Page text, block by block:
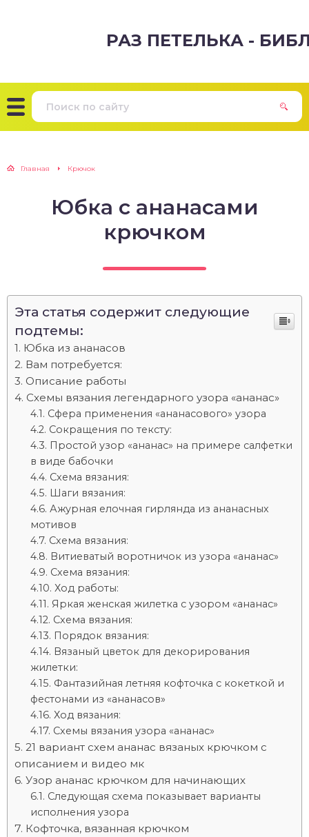
РАЗ ПЕТЕЛЬКА -
Главная Крючок
Юбка с ананасами
крючком
Эта статья содержит следующие
подтемы:
Юбка из ананасов
Вам потребуется:
Описание работы
Схемы вязания легендарного узора «ананас»
Сфера применения «ананасового» узора
Сокращения по тексту:
Простой узор «ананас» на примере салфетки
в виде бабочки
Схема вязания:
Шаги вязания:
Ажурная елочная гирлянда из ананасных
мотивов
Схема вязания:
Витиеватый воротничок из узора «ананас»
Схема вязания:
Ход работы:
Яркая женская жилетка с узором «ананас»
Схема вязания:
Порядок вязания:
Вязаный цветок для декорирования
жилетки:
Фантазийная летняя кофточка с кокеткой и
фестонами из «ананасов»
Ход вязания:
Схемы вязания узора «ананас»
21 вариант схем ананас вязаных крючком с
описанием и видео мк
Узор ананас крючком для начинающих
Следующая схема показывает варианты
исполнения узора
Кофточка, вязанная крючком